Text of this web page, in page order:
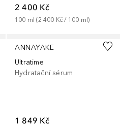
2 400 Kč
100 ml (2 400 Kč / 100 ml)
ANNAYAKE
Ultratime
Hydratační sérum
1 849 Kč